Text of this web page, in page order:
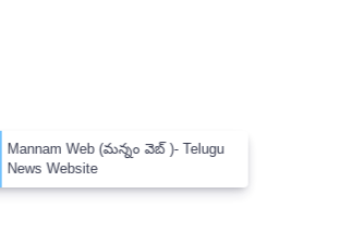
×
Mannam Web (మన్నం వెబ్ )- Telugu
News Website